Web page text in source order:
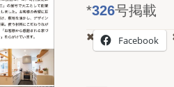
*326号掲載
Facebook